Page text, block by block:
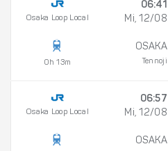
Osaka Loop Local
0h 13m
06:41
Mi, 12/08
OSAKA
Tennoji
Osaka Loop Local
06:57
Mi, 12/08
OSAKA